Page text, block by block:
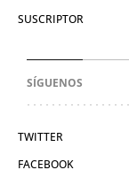
SUSCRIPTOR
SÍGUENOS
TWITTER
FACEBOOK